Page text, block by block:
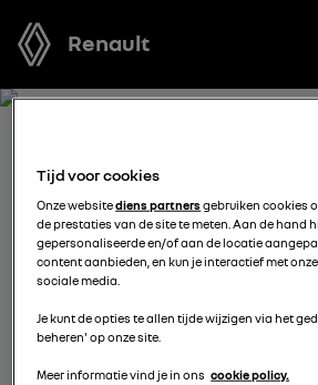
Renault
BOEK EEN
SCENIC E-TECH
Welk voertuig past het best bij u?
maakt, kunt u een gratis proefrit
modellen
Tijd voor cookies
Onze websitediens partnersgebruiken cookies
de prestaties van de site te meten. Aan de hand
gepersonaliseerde en/of aan de locatie
content aanbieden, en kun je interactief met
sociale media.
Je kunt de opties te allen tijde wijzigen via het
beheren' op onze site.
Meer informatie vind je in ons cookie policy.